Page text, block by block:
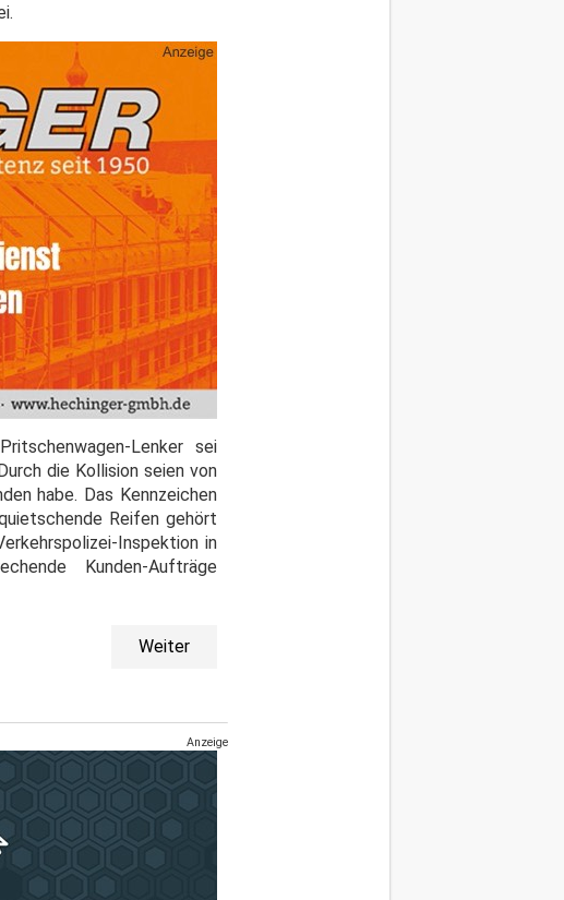
Lenker sei
die Kollision seien von
habe. Das Kennzeichen
Reifen gehört
Inspektion in
Kunden-Aufträge
Weiter
Anzeige